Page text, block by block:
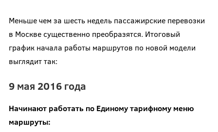
Меньше чем за шесть недель пассажирские перевозки
в Москве существенно преобразятся. Итоговый
график начала работы маршрутов по новой модели
выглядит так:
9 мая 2016 года
Начинают работать по Единому тарифному меню
маршруты: